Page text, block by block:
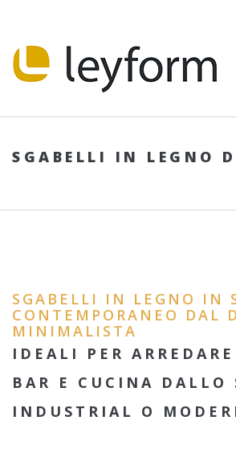
SGABELLI IN LEGNO
SGABELLI IN LEGNO IN
CONTEMPORANEO DAL
MINIMALISTA
IDEALI PER
BAR E CUCINA DALLO
INDUSTRIAL O